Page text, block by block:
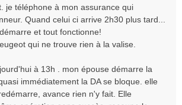
je téléphone à mon assurance qui
Quand celui ci arrive 2h30 plus tard...
et tout fonctionne!
qui ne trouve rien à la valise.
à 13h . mon épouse démarre la
immédiatement la DA se bloque. elle
avance rien n'y fait. Elle